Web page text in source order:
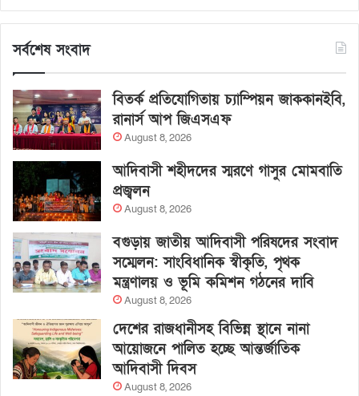
সর্বশেষ সংবাদ
বিতর্ক প্রতিযোগিতায় চ্যাম্পিয়ন জাককানইবি,
রানার্স আপ জিএসএফ
August 8, 2026
আদিবাসী শহীদদের স্মরণে গাসুর মোমবাতি
প্রজ্বলন
August 8, 2026
বগুড়ায় জাতীয় আদিবাসী পরিষদের সংবাদ
সম্মেলন: সাংবিধানিক স্বীকৃতি, পৃথক
মন্ত্রণালয় ও ভূমি কমিশন গঠনের দাবি
August 8, 2026
দেশের রাজধানীসহ বিভিন্ন স্থানে নানা
আয়োজনে পালিত হচ্ছে আন্তর্জাতিক
আদিবাসী দিবস
August 8, 2026